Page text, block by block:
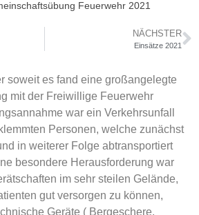
Feuerwehr 2021
NÄCHSTER
Einsätze 2021
soweit es fand eine großangelegte
mit der Freiwillige Feuerwehr
war ein Verkehrsunfall
Personen, welche zunächst
in weiterer Folge abtransportiert
besondere Herausforderung war
im sehr steilen Gelände,
gut versorgen zu können,
Geräte ( Bergeschere,